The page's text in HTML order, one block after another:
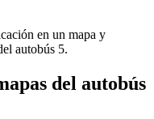
en un mapa y
autobús 5.
del autobús